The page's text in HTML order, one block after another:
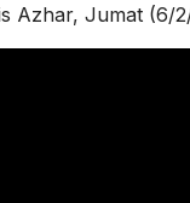
Azhar, Jumat (6/